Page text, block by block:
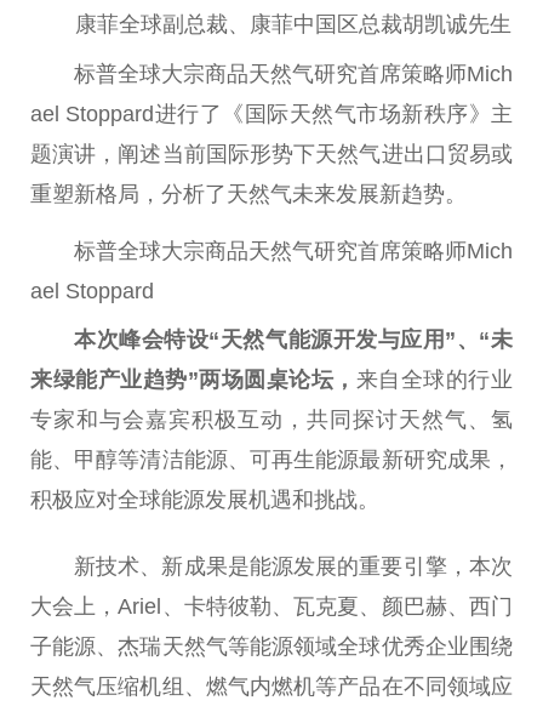
康菲全球副 总裁、康菲中国 区总裁胡凯诚先生
标普全球大宗商品天然气研究首席策略师Mich
ael Stoppard进行了《国际天然气市场新秩序》主
题演讲，阐述当前国际形势下天然气进出口贸易或
重塑新格局，分析了天然气未来发展新趋势。
标普全球大宗商品天然气研究首席策略师Mich
ael Stoppard
本次峰会特设“天然气能源开发与应用”、“未
来绿能产业趋势”两场圆桌论坛， 来自全球的行业
专家和与会嘉宾积极互动，共同探讨天然气、氢
能、甲醇等清洁能源、可再生能源最新研究成果，
积极应对全球能源发展机遇和挑战。
新技术、新成果是能源发展的重要引擎，本次
大会上，Ariel、卡特彼勒、瓦克夏、颜巴赫、西门
子能源、杰瑞天然气等能源领域全球优秀企业围绕
天然气压缩机组、燃气内燃机等产品在不同领域应